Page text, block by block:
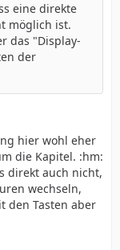
eine direkte
möglich ist.
das "Display-
der
hier wohl eher
die Kapitel. :hm:
direkt auch nicht,
wechseln,
den Tasten aber